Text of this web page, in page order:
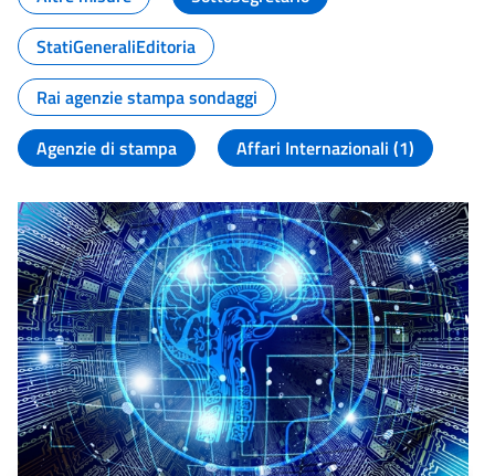
StatiGeneraliEditoria
Rai agenzie stampa sondaggi
Agenzie di stampa
Affari Internazionali (1)